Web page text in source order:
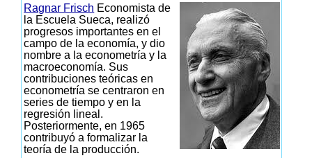
Ragnar Frisch Economista de
la Escuela Sueca, realizó
progresos importantes en el
campo de la economía, y dio
nombre a la econometría y la
macroeconomía. Sus
contribuciones teóricas en
econometría se centraron en
series de tiempo y en la
regresión lineal.
Posteriormente, en 1965
contribuyó a formalizar la
teoría de la producción.